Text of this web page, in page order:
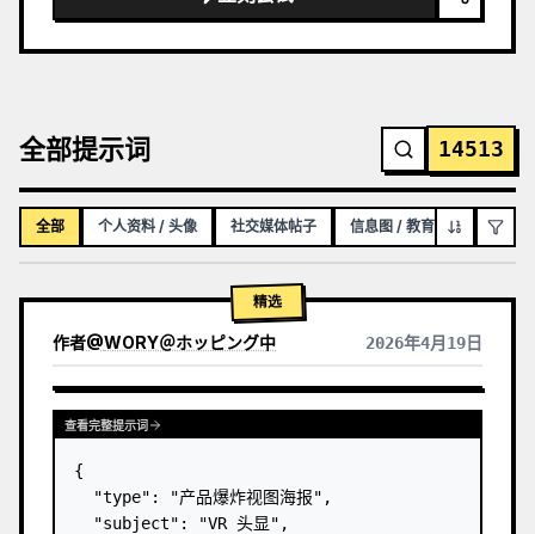
全部提示词 14513
全部 个人资料 / 头像 社交媒体帖子 信息图 / 教育视觉图
精选
作者@WORY＠ホッピング中 2026年4月19日
查看完整提示词
{
  "type": "产品爆炸视图海报",
  "subject": "VR 头显",